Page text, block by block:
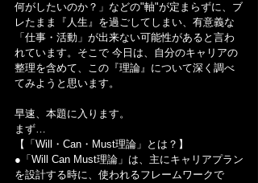
何がしたいのか？」などの"軸"が定まらずに、ブ
レたまま『人生』を過ごしてしまい、有意義な
「仕事・活動」が出来ない可能性があると言わ
れています。そこで 今日は、自分のキャリアの
整理を含めて、この『理論』について深く調べ
てみようと思います。
早速、本題に入ります。
まず…
【「Will・Can・Must理論」とは？】
●「Will Can Must理論」は、主にキャリアプラン
を設計する時に、使われるフレームワークで